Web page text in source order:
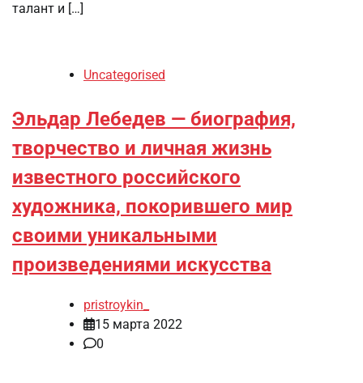
талант и […]
Uncategorised
Эльдар Лебедев — биография,
творчество и личная жизнь
известного российского
художника, покорившего мир
своими уникальными
произведениями искусства
pristroykin_
15 марта 2022
0